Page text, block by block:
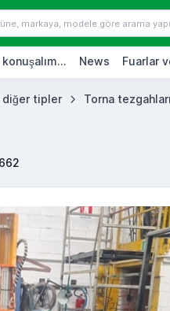
News Fuarlar
diğer tipler Torna